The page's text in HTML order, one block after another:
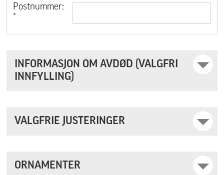
Postnummer:
INFORMASJON OM AVDØD (VALGFRI
INNFYLLING)
VALGFRIE JUSTERINGER
ORNAMENTER